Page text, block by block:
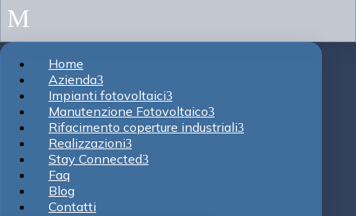
M
Home
Azienda
Impianti fotovoltaici
Manutenzione Fotovoltaico
Rifacimento coperture industriali
Realizzazioni
Stay Connected
Faq
Blog
Contatti